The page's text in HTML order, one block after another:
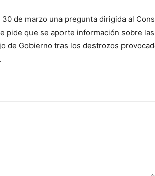
de marzo una pregunta dirigida al
pide que se aporte información sobre
de Gobierno tras los destrozos
.